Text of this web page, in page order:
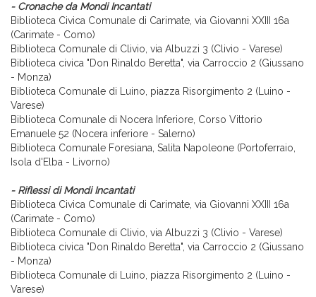
- Cronache da Mondi Incantati
Biblioteca Civica Comunale di Carimate, via Giovanni XXIII 16a
(Carimate - Como)
Biblioteca Comunale di Clivio, via Albuzzi 3 (Clivio - Varese)
Biblioteca civica "Don Rinaldo Beretta", via Carroccio 2 (Giussano
- Monza)
Biblioteca Comunale di Luino, piazza Risorgimento 2 (Luino -
Varese)
Biblioteca Comunale di Nocera Inferiore, Corso Vittorio
Emanuele 52 (Nocera inferiore - Salerno)
Biblioteca Comunale Foresiana, Salita Napoleone (Portoferraio,
Isola d'Elba - Livorno)
- Riflessi di Mondi Incantati
Biblioteca Civica Comunale di Carimate, via Giovanni XXIII 16a
(Carimate - Como)
Biblioteca Comunale di Clivio, via Albuzzi 3 (Clivio - Varese)
Biblioteca civica "Don Rinaldo Beretta", via Carroccio 2 (Giussano
- Monza)
Biblioteca Comunale di Luino, piazza Risorgimento 2 (Luino -
Varese)